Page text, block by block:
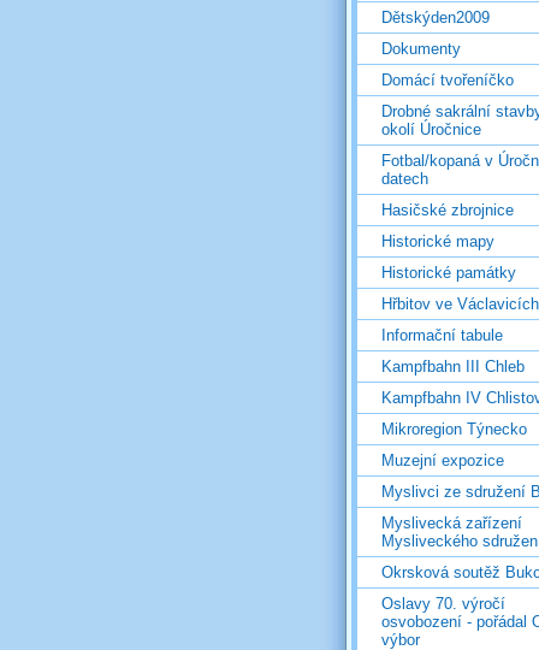
Dětskýden2009
Dokumenty
Domácí tvořeníčko
Drobné sakrální
okolí Úročnice
Fotbal/kopaná v
datech
Hasičské zbrojnice
Historické mapy
Historické památky
Hřbitov ve Václavicích
Informační tabule
Kampfbahn III Chleb
Kampfbahn IV
Mikroregion Týnecko
Muzejní expozice
Myslivci ze sdružení
Myslivecká zařízení
Mysliveckého
Okrsková soutěž
Oslavy 70. výročí
osvobození - pořádal
výbor